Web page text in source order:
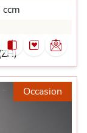
ccm
Occasion